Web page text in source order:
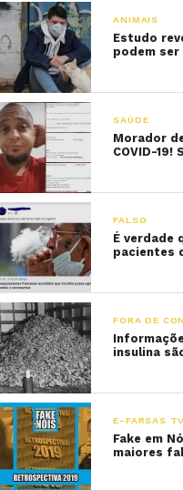
ANIMAIS
Estudo
podem ser
SAÚDE
Morador
COVID-19!
FALSO
É verdade
pacientes
FORA DE
insulina
E-FARSAS TV
Fake em
maiores